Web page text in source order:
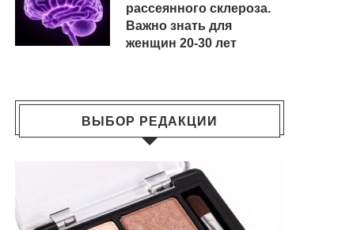
рассеянного склероза.
Важно знать для
женщин 20-30 лет
ВЫБОР РЕДАКЦИИ